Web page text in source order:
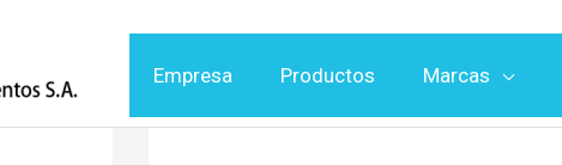
Empresa Productos Marcas